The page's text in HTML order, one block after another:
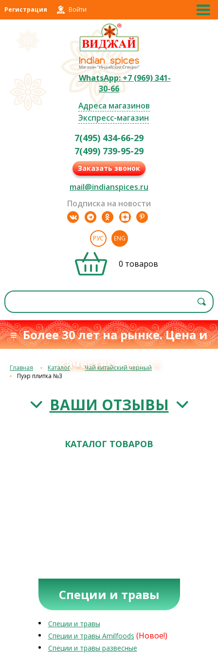
Регистрация Войти
WhatsApp: +7 (969) 341-
30-66
Адреса магазинов
Экспресс-магазин
7(495) 434-66-29
7(499) 739-95-29
Заказать звонок
mail@indianspices.ru
Подписка на новости
РУС ENG
0 товаров
≡ Более 30 лет на рынке. Цена и
качествос 1993 г.≡
Главная Каталог
Чай китайский черный
Пуэр плитка №3
ВАШИ ОТЗЫВЫ
КАТАЛОГ ТОВАРОВ
Специи и травы
Специи и травы
Специи и травы Amilfoods (Новое!)
Специи и травы развесные